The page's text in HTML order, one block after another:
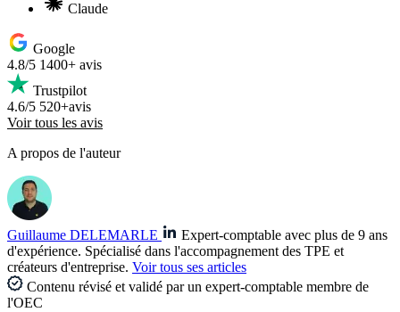
Claude
Google
4.8/5 1400+ avis
Trustpilot
4.6/5 520+avis
Voir tous les avis
A propos de l'auteur
Guillaume DELEMARLE
Expert-comptable avec plus de 9 ans
d'expérience. Spécialisé dans l'accompagnement des TPE et
créateurs d'entreprise. Voir tous ses articles
Contenu révisé et validé par un expert-comptable membre de
l'OEC